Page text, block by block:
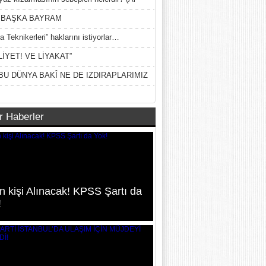
BAYRAM
Teknikerleri” haklarını istiyorlar…
VE LİYAKAT”
DÜNYA BAKÎ NE DE IZDIRAPLARIMIZ
Haberler
kişi Alınacak! KPSS Şartı da